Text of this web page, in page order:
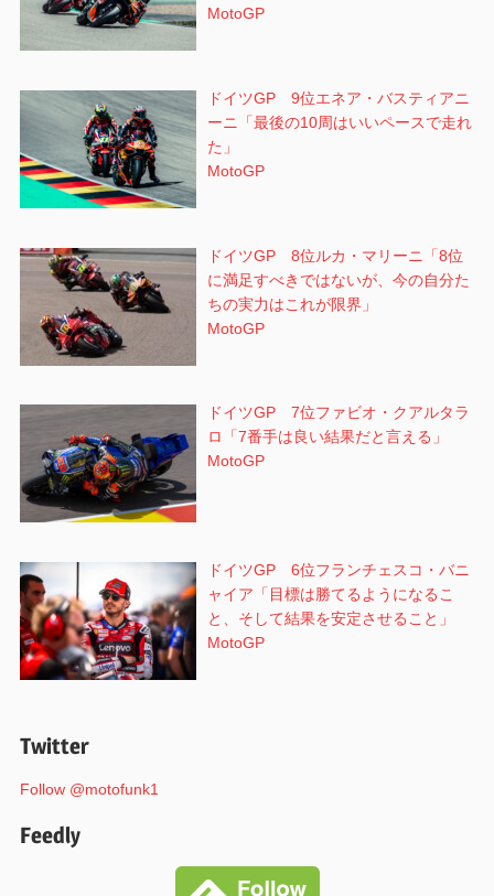
MotoGP
ドイツGP 9位エネア・バスティアニ
ーニ「最後の10周はいいペースで走れ
た」
MotoGP
ドイツGP 8位ルカ・マリーニ「8位
に満足すべきではないが、今の自分た
ちの実力はこれが限界」
MotoGP
ドイツGP 7位ファビオ・クアルタラ
ロ「7番手は良い結果だと言える」
MotoGP
ドイツGP 6位フランチェスコ・バニ
ャイア「目標は勝てるようになるこ
と、そして結果を安定させること」
MotoGP
Twitter
Follow @motofunk1
Feedly